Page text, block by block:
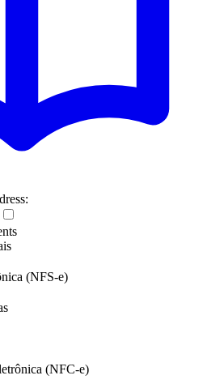
(NFS-e)
(NFC-e)